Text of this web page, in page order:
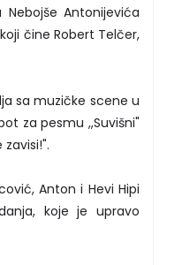
Antonijevića
čine Robert Telčer,
sa muzičke scene u
za pesmu ,,Suvišni"
Anton i Hevi Hipi
koje je upravo